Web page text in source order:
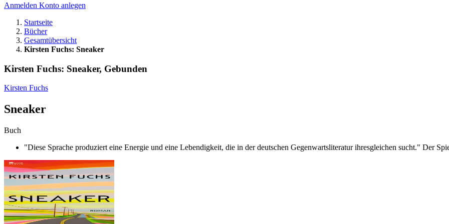
Anmelden Konto anlegen
Startseite
Bücher
Gesamtübersicht
Kirsten Fuchs: Sneaker
Kirsten Fuchs: Sneaker, Gebunden
Kirsten Fuchs
Sneaker
Buch
"Diese Sprache produziert eine Energie und eine Lebendigkeit, die in der deutschen Gegenwartsliteratur ihresgleichen sucht." Der